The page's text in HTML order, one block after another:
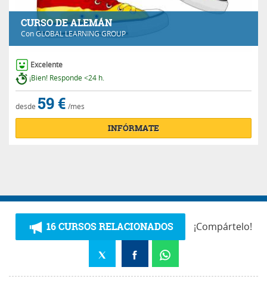
CURSO DE ALEMÁN
ConGLOBAL LEARNING GROUP
Excelente
¡Bien! Responde <24 h.
desde 59 € /mes
INFÓRMATE
16 CURSOS RELACIONADOS ¡Compártelo!